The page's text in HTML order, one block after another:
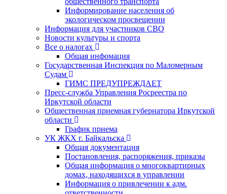
Информирование населения об
экологическом просвещении
Информация для участников СВО
Новости культуры и спорта
Все о налогах
Общая инфомация
Государственная Инспекция по Маломерным
Судам
ГИМС ПРЕДУПРЕЖДАЕТ
Пресс-служба Управления Росреестра по
Иркутской области
Общественная приемная губернатора Иркутской
области
График приема
УК ЖКХ г. Байкальска
Общая документация
Постановления, распоряжения, приказы
Общая информация о многоквартирных
домах, находящихся в управлении
Информация о привлечении к адм.